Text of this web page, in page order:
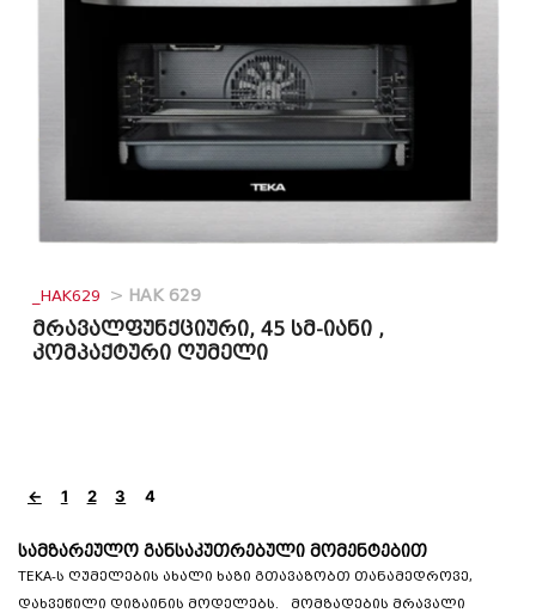
_HAK629 > HAK 629
მრავალფუნქციური, 45 სმ-იანი ,
კომპაქტური ღუმელი
← 1 2 3 4
სამზარეულო განსაკუთრებული მომენტებით
TEKA-ს ღუმელების ახალი ხაზი გთავაზობთ თანამედროვე,
დახვეწილი დიზაინის მოდელებს. მომზადების მრავალი